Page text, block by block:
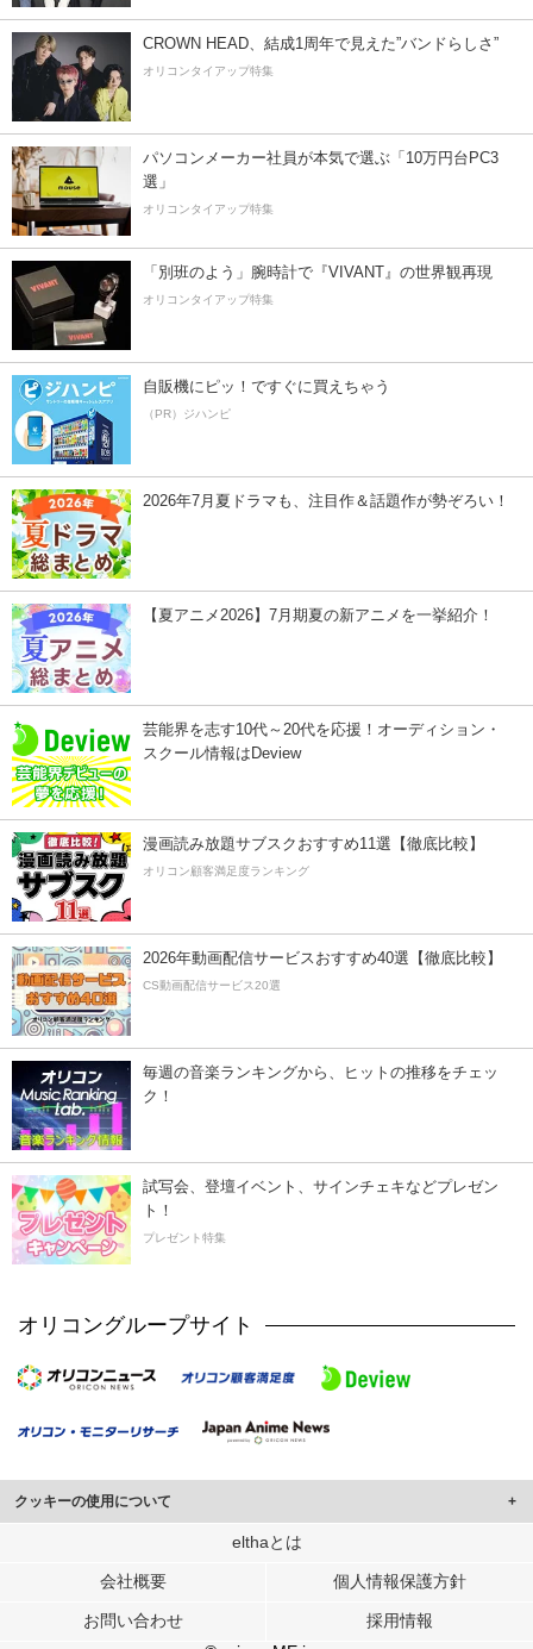
CROWN HEAD、結成1周年で見えた”バンドらしさ”
オリコンタイアップ特集
パソコンメーカー社員が本気で選ぶ「10万円台PC3
選」
オリコンタイアップ特集
「別班のよう」腕時計で『VIVANT』の世界観再現
オリコンタイアップ特集
自販機にピッ！ですぐに買えちゃう
（PR）ジハンピ
2026年7月夏ドラマも、注目作＆話題作が勢ぞろい！
【夏アニメ2026】7月期夏の新アニメを一挙紹介！
芸能界を志す10代～20代を応援！オーディション・
スクール情報はDeview
漫画読み放題サブスクおすすめ11選【徹底比較】
オリコン顧客満足度ランキング
2026年動画配信サービスおすすめ40選【徹底比較】
CS動画配信サービス20選
毎週の音楽ランキングから、ヒットの推移をチェッ
ク！
試写会、登壇イベント、サインチェキなどプレゼン
ト！
プレゼント特集
オリコングループサイト
クッキーの使用について
このサイトでは Cookie を使用して、ユーザーに合わせたコンテンツや広告の
行っています。
メディアや広告配信、データ解析の各パートナーに提供しています。
各パートナーは、この情報とユーザーが各パートナーに提供した他の情報や、
elthaとは
会社概要 個人情報保護方針
お問い合わせ
採用情報